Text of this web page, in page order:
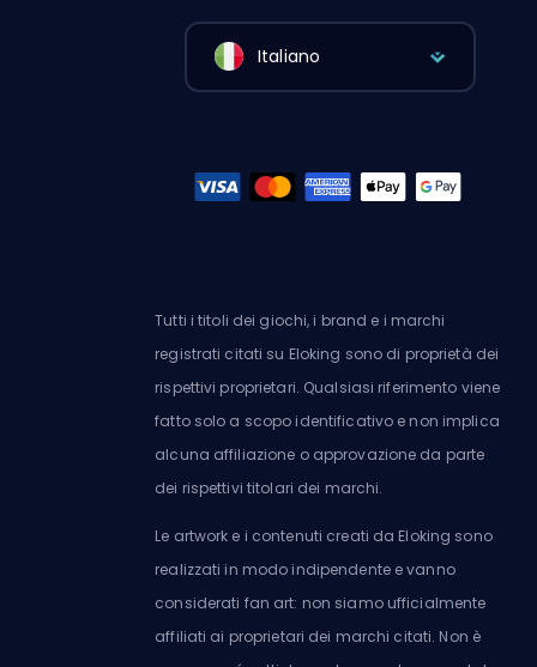
Italiano
Tutti i titoli dei giochi, i brand e i marchi
registrati citati su Eloking sono di proprietà dei
rispettivi proprietari. Qualsiasi riferimento viene
fatto solo a scopo identificativo e non implica
alcuna affiliazione o approvazione da parte
dei rispettivi titolari dei marchi.
Le artwork e i contenuti creati da Eloking sono
realizzati in modo indipendente e vanno
considerati fan art: non siamo ufficialmente
affiliati ai proprietari dei marchi citati. Non è